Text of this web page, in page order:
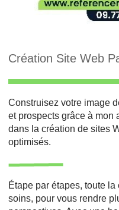
Création Site Web
Construisez votre image
et prospects grâce à
dans la création de sites
optimisés.
Étape par étapes, toute
soins, pour vous rendre